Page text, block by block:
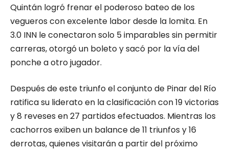
Quintán logró frenar el poderoso bateo de los
vegueros con excelente labor desde la lomita. En
3.0 INN le conectaron solo 5 imparables sin permitir
carreras, otorgó un boleto y sacó por la vía del
ponche a otro jugador.
Después de este triunfo el conjunto de Pinar del Río
ratifica su liderato en la clasificación con 19 victorias
y 8 reveses en 27 partidos efectuados. Mientras los
cachorros exiben un balance de 11 triunfos y 16
derrotas, quienes visitarán a partir del próximo